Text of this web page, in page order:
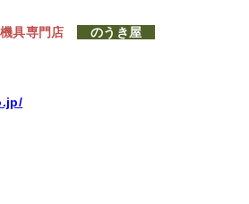
機具専門店 のうき屋